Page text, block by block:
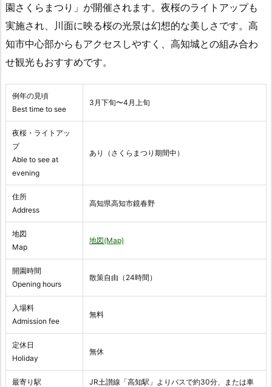
園さくらまつり」が開催されます。夜桜のライトアップも
実施され、川面に映る桜の光景は幻想的な美しさです。高
知市中心部からもアクセスしやすく、高知城との組み合わ
せ観光もおすすめです。
例年の見頃
Best time to see
3月下旬〜4月上旬
夜桜・ライトアッ
プ
Able to see at
evening
あり（さくらまつり期間中）
住所
Address
高知県高知市鏡春野
地図
Map
地図(Map)
開園時間
Opening hours
散策自由（24時間）
入場料
Admission fee
無料
定休日
Holiday
無休
最寄り駅
JR土讃線「高知駅」よりバスで約30分、または車